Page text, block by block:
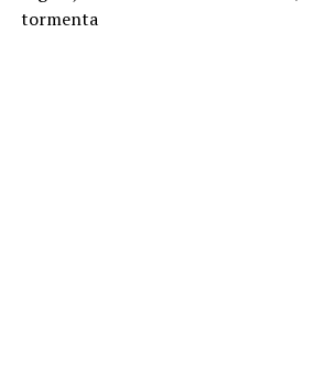
tormenta